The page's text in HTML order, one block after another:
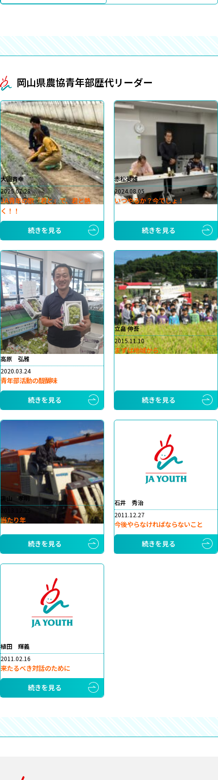
岡山県農協青年部歴代リーダー
大園斉幸
2025.07.28
JA青年の歌『君と』で、君と熱
く！！
続きを見る
赤松英雄
2024.08.05
いつやるか？今でしょ！
続きを見る
高原 弘雅
2020.03.24
青年部活動の醍醐味
続きを見る
立畠 伸吾
2015.11.10
まずは地域から
続きを見る
奥山 孝明
2013.12.25
当たり年
続きを見る
石井 秀治
2011.12.27
今後やらなければならないこと
続きを見る
植田 輝義
2011.02.16
来たるべき対話のために
続きを見る